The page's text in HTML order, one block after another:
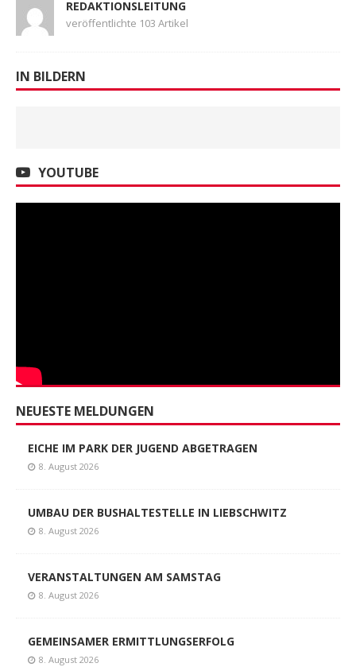
REDAKTIONSLEITUNG
veröffentlichte 103 Artikel
IN BILDERN
YOUTUBE
NEUESTE MELDUNGEN
EICHE IM PARK DER JUGEND ABGETRAGEN
8. August 2026
UMBAU DER BUSHALTESTELLE IN LIEBSCHWITZ
8. August 2026
VERANSTALTUNGEN AM SAMSTAG
8. August 2026
GEMEINSAMER ERMITTLUNGSERFOLG
8. August 2026